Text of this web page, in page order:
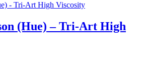
(Hue) – Tri-Art High